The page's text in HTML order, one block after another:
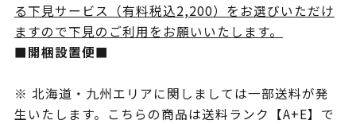
る下見サービス（有料税込2,200）をお選びいただけ
ますので下見のご利用をお願いいたします。
■開梱設置便■
※ 北海道・九州エリアに関しましては一部送料が発
生いたします。こちらの商品は送料ランク【A+E】で